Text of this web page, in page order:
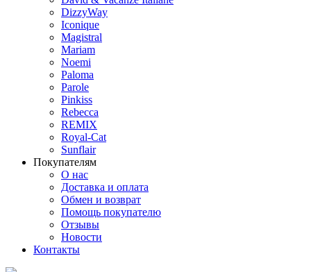
DizzyWay
Iconique
Magistral
Mariam
Noemi
Paloma
Parole
Pinkiss
Rebecca
REMIX
Royal-Cat
Sunflair
Покупателям
О нас
Доставка и оплата
Обмен и возврат
Помощь покупателю
Отзывы
Новости
Контакты